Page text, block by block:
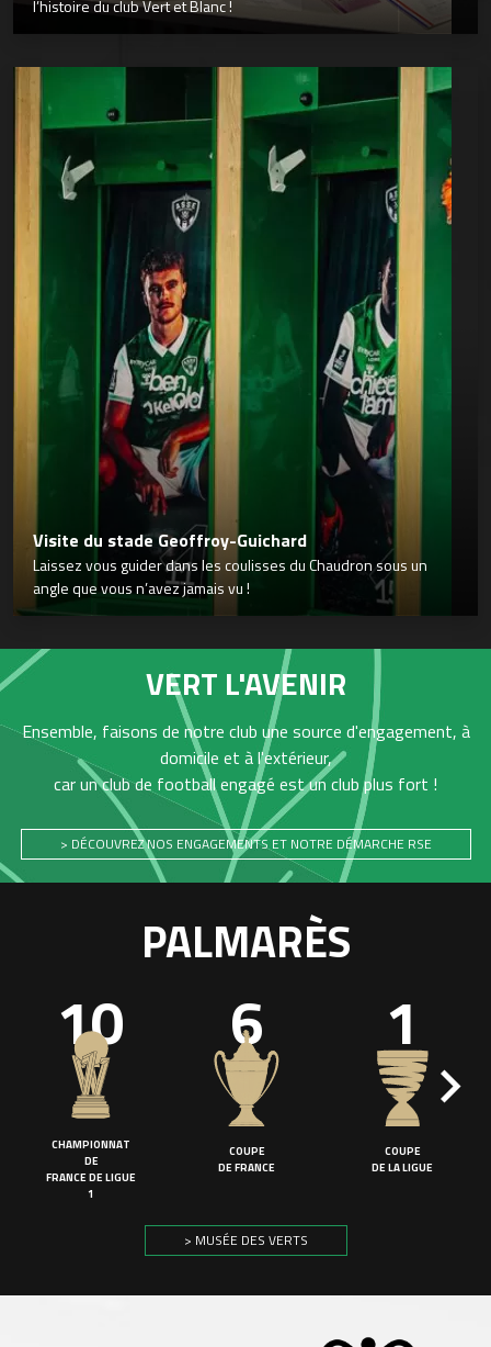
l’histoire du club Vert et Blanc !
Visite du stade Geoffroy-Guichard
Laissez vous guider dans les coulisses du Chaudron sous un
angle que vous n’avez jamais vu !
VERT L'AVENIR
Ensemble, faisons de notre club une source d'engagement, à
domicile et à l'extérieur,
car un club de football engagé est un club plus fort !
> DÉCOUVREZ NOS ENGAGEMENTS ET NOTRE DÉMARCHE RSE
PALMARÈS
10
CHAMPIONNAT
DE
FRANCE DE LIGUE
1
6
COUPE
DE FRANCE
1
COUPE
DE LA LIGUE
> MUSÉE DES VERTS